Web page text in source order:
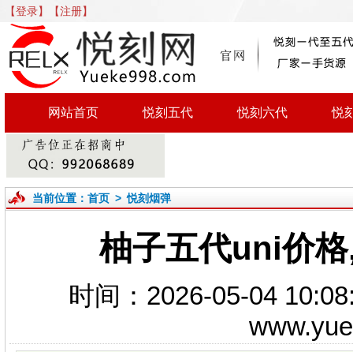
【登录】 【注册】
网站首页 悦刻五代 悦刻六代 悦
当前位置： 首页>悦刻烟弹
柚子五代uni价
时间：2026-05-04